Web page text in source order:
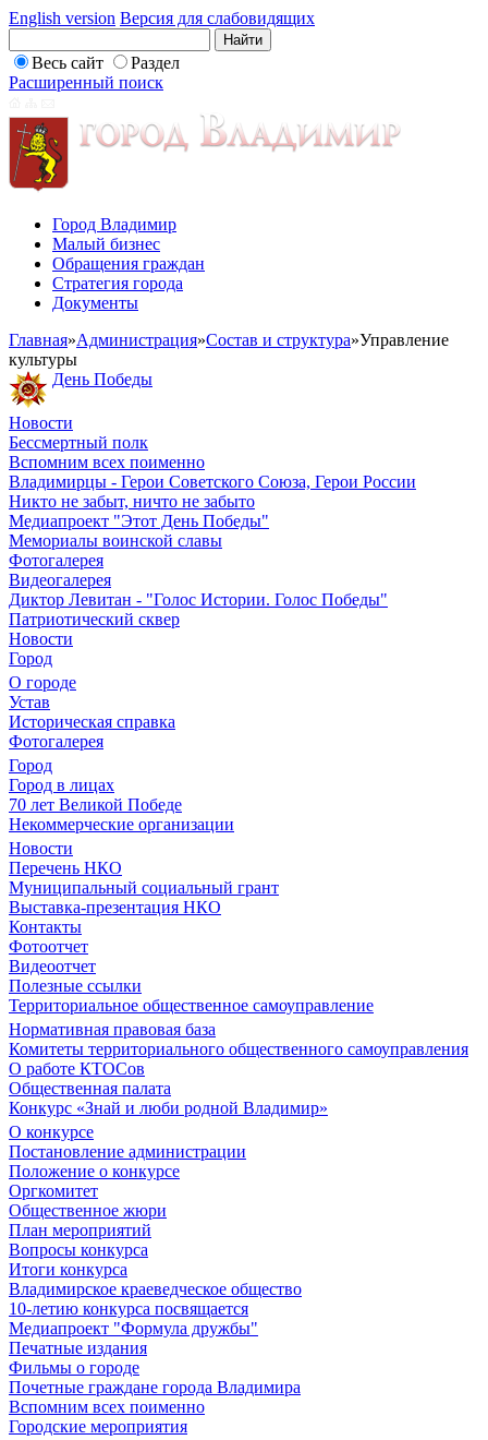
English version Версия для слабовидящих
Весь сайт
Раздел
Расширенный поиск
Город Владимир
Малый бизнес
Обращения граждан
Стратегия города
Документы
Главная»Администрация»Состав и структура»Управление
культуры
День Победы
Новости
Бессмертный полк
Вспомним всех поименно
Владимирцы - Герои Советского Союза, Герои России
Никто не забыт, ничто не забыто
Медиапроект "Этот День Победы"
Мемориалы воинской славы
Фотогалерея
Видеогалерея
Диктор Левитан - "Голос Истории. Голос Победы"
Патриотический сквер
Новости
Город
О городе
Устав
Историческая справка
Фотогалерея
Город
Город в лицах
70 лет Великой Победе
Некоммерческие организации
Новости
Перечень НКО
Муниципальный социальный грант
Выставка-презентация НКО
Контакты
Фотоотчет
Видеоотчет
Полезные ссылки
Территориальное общественное самоуправление
Нормативная правовая база
Комитеты территориального общественного самоуправления
О работе КТОСов
Общественная палата
Конкурс «Знай и люби родной Владимир»
О конкурсе
Постановление администрации
Положение о конкурсе
Оргкомитет
Общественное жюри
План мероприятий
Вопросы конкурса
Итоги конкурса
Владимирское краеведческое общество
10-летию конкурса посвящается
Медиапроект "Формула дружбы"
Печатные издания
Фильмы о городе
Почетные граждане города Владимира
Вспомним всех поименно
Городские мероприятия